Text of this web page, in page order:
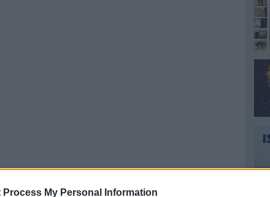
Process My Personal Information